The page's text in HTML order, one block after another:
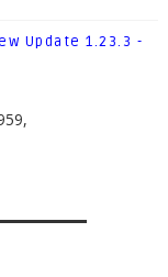
Update 1.23.3 -